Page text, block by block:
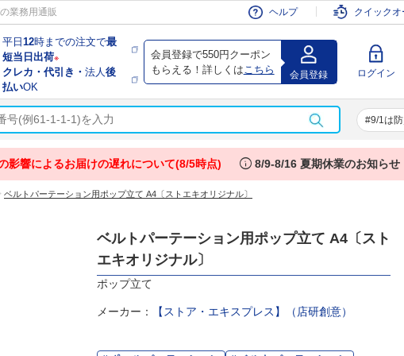
業務用通販 ヘルプ クイックオ
平日12時までの注文で最
短当日出荷※
クレカ・代引き・法人後
払いOK
会員登録で550円クーポン
もらえる！詳しくは こちら 会員登録 ログイン
9/1は
会員登録 ログ
影響によるお届けの遅れについて(8/5時点) info 8/9-8/16 夏期休業のお知らせ
ベルトパーテーション用ポップ立て A4〔ストエキオリジナル〕
ベルトパーテーション用ポップ立て A4〔スト
エキオリジナル〕
ポップ立て
メーカー： 【ストア・エキスプレス】（店研創意）